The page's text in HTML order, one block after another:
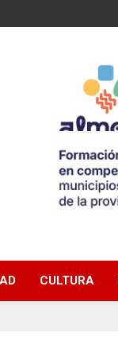
CULTURA